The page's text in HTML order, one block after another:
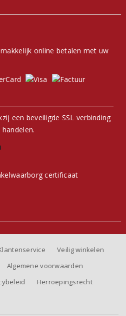
online betalen met uw
een beveiligde SSL verbinding
certificaat
Veilig winkelen
Algemene voorwaarden
Herroepingsrecht